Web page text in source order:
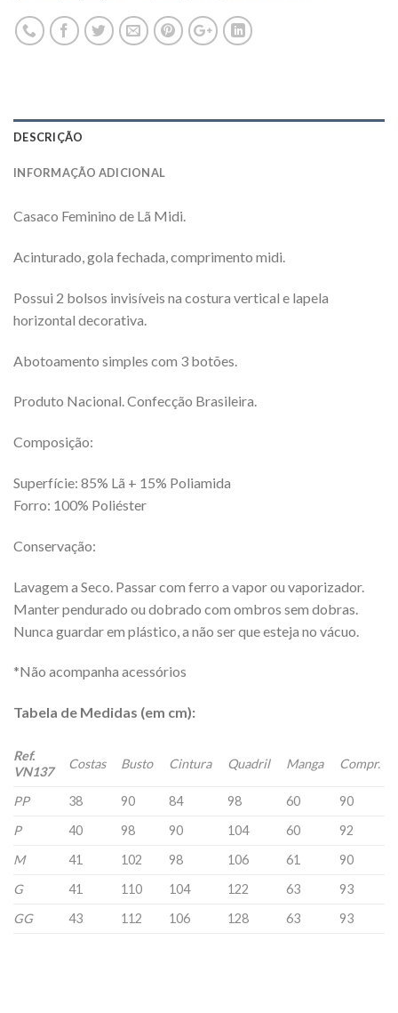
DESCRIÇÃO
INFORMAÇÃO ADICIONAL
Casaco Feminino de Lã Midi.
Acinturado, gola fechada, comprimento midi.
Possui 2 bolsos invisíveis na costura vertical e lapela
horizontal decorativa.
Abotoamento simples com 3 botões.
Produto Nacional. Confecção Brasileira.
Composição:
Superfície: 85% Lã + 15% Poliamida
Forro: 100% Poliéster
Conservação:
Lavagem a Seco. Passar com ferro a vapor ou vaporizador.
Manter pendurado ou dobrado com ombros sem dobras.
Nunca guardar em plástico, a não ser que esteja no vácuo.
*Não acompanha acessórios
Tabela de Medidas (em cm):
Ref.
VN137
Costas Busto Cintura Quadril Manga Compr.
PP 38 90 84 98 60
90
P
40 98 90 104 60
92
M
41 102 98 106 61
90
G
41 110 104 122 63
93
GG
43 112 106 128 63 93